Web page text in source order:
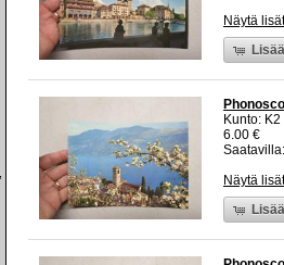
Näytä
Kunto:
6.00 €
Näytä